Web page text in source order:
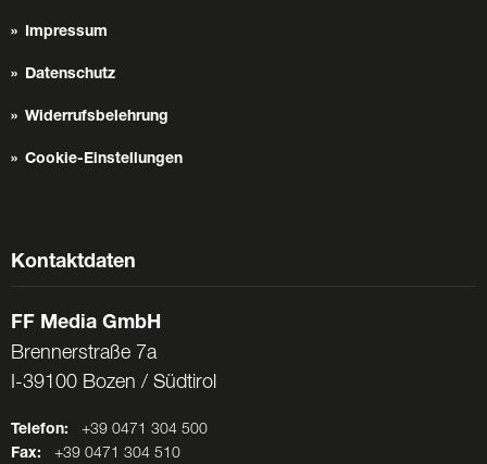
Impressum
Datenschutz
Widerrufsbelehrung
Cookie-Einstellungen
Kontaktdaten
FF Media GmbH
Brennerstraße 7a
I-39100 Bozen / Südtirol
Telefon: +39 0471 304 500
Fax: +39 0471 304 510